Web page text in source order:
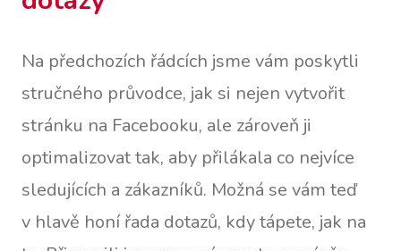
Na předchozích řádcích jsme vám poskytli
stručného průvodce, jak si nejen vytvořit
stránku na Facebooku, ale zároveň ji
optimalizovat tak, aby přilákala co nejvíce
sledujících a zákazníků. Možná se vám teď
v hlavě honí řada dotazů, kdy tápete, jak na